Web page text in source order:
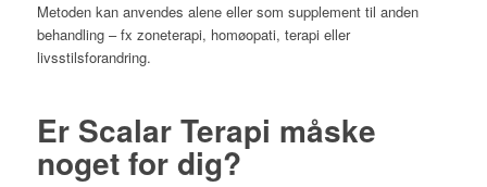
Metoden kan anvendes alene eller som supplement til anden
behandling – fx zoneterapi, homøopati, terapi eller
livsstilsforandring.
Er Scalar Terapi måske
noget for dig?